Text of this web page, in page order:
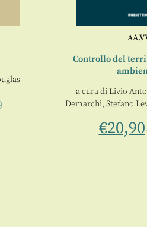
Controllo del
a cura diLivio
Demarchi, Stefano
€20,90